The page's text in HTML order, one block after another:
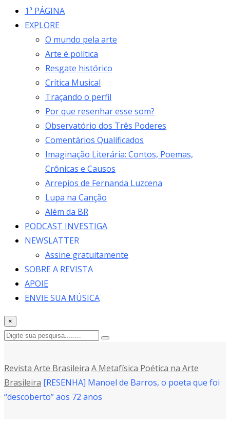
1ª PÁGINA
EXPLORE
O mundo pela arte
Arte é política
Resgate histórico
Crítica Musical
Traçando o perfil
Por que resenhar esse som?
Observatório dos Três Poderes
Comentários Qualificados
Imaginação Literária: Contos, Poemas,
Crônicas e Causos
Arrepios de Fernanda Luzcena
Lupa na Canção
Além da BR
PODCAST INVESTIGA
NEWSLATTER
Assine gratuitamente
SOBRE A REVISTA
APOIE
ENVIE SUA MÚSICA
×
Revista Arte Brasileira A Metafísica Poética na Arte
Brasileira [RESENHA] Manoel de Barros, o poeta que foi
“descoberto” aos 72 anos